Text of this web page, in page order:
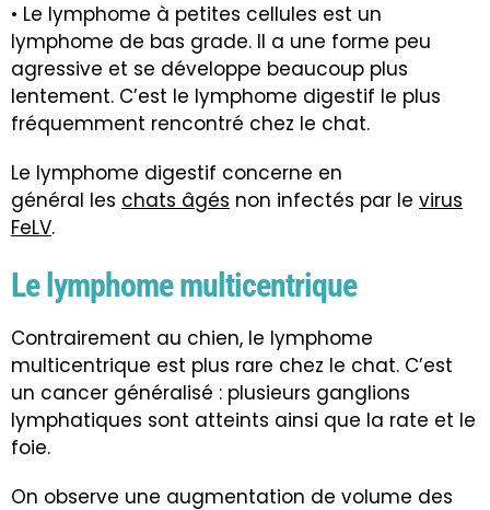
• Le lymphome à petites cellules est un
lymphome de bas grade. Il a une forme peu
agressive et se développe beaucoup plus
lentement. C’est le lymphome digestif le plus
fréquemment rencontré chez le chat.
Le lymphome digestif concerne en
général les chats âgés non infectés par le virus
FeLV.
Le lymphome multicentrique
Contrairement au chien, le lymphome
multicentrique est plus rare chez le chat. C’est
un cancer généralisé : plusieurs ganglions
lymphatiques sont atteints ainsi que la rate et le
foie.
On observe une augmentation de volume des